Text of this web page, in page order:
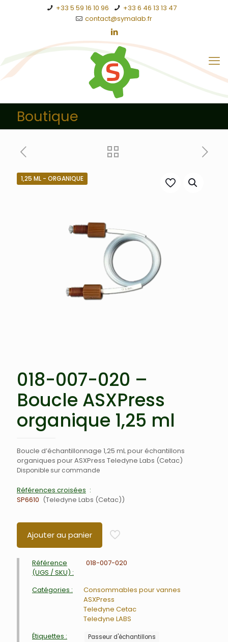
+33 5 59 16 10 96
+33 6 46 13 13 47
contact@symalab.fr
Boutique
1,25 ML - ORGANIQUE
018-007-020 –
Boucle ASXPress
organique 1,25 ml
Boucle d’échantillonnage 1,25 mL pour échantillons
organiques pour ASXPress Teledyne Labs (Cetac)
Disponible sur commande
Références croisées
SP6610
Teledyne Labs (Cetac)
Ajouter au panier
Référence
(UGS / SKU) :
018-007-020
Catégories :
Consommables pour vannes
ASXPress
Teledyne Cetac
Teledyne LABS
Étiquettes :
Passeur d'échantillons